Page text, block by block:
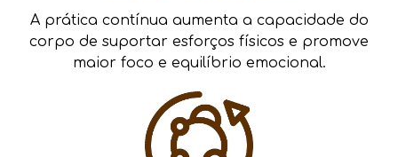
A prática contínua aumenta a capacidade do
corpo de suportar esforços físicos e promove
maior foco e equilíbrio emocional.